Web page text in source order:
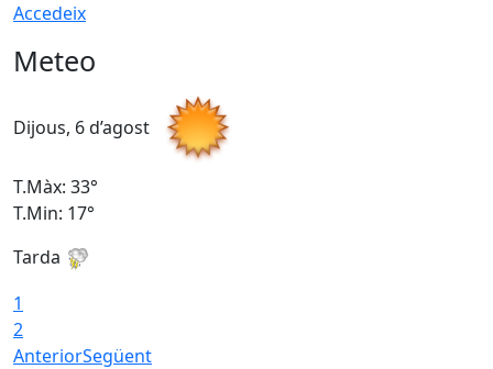
Accedeix
Meteo
Dijous, 6 d’agost
T.Màx: 33°
T.Min: 17°
Tarda
1
2
AnteriorSegüent